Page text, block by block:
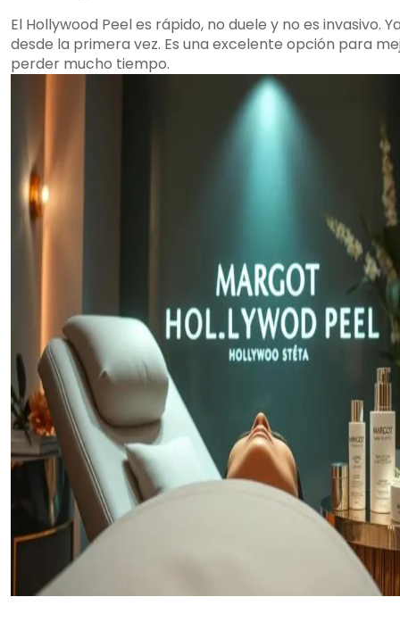
El Hollywood Peel es rápido, no duele y no es invasivo.
desde la primera vez. Es una excelente opción para
perder mucho tiempo.